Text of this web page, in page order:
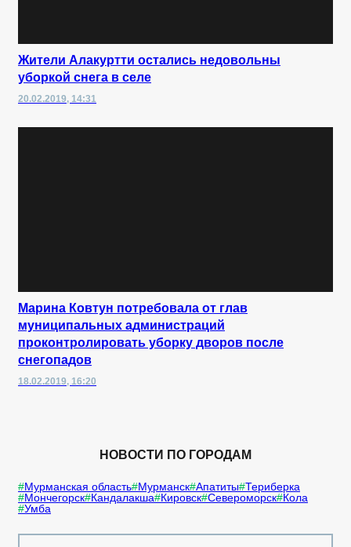
Жители Алакуртти остались недовольны
уборкой снега в селе
20.02.2019, 14:31
Марина Ковтун потребовала от глав
муниципальных администраций
проконтролировать уборку дворов после
снегопадов
18.02.2019, 16:20
НОВОСТИ ПО ГОРОДАМ
Мурманская область Мурманск Апатиты Териберка
Мончегорск Кандалакша Кировск Североморск Кола
Умба